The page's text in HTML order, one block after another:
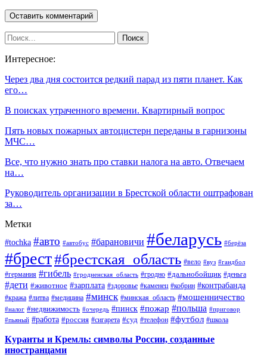
Интересное:
Через два дня состоится редкий парад из пяти планет. Как
его…
В поисках утраченного времени. Квартирный вопрос
Пять новых пожарных автоцистерн переданы в гарнизоны
МЧС…
Все, что нужно знать про ставки налога на авто. Отвечаем
на…
Руководитель организации в Брестской области оштрафован
за…
Метки
#tochka #авто #автобус #барановичи #беларусь #берёза
#брест#брестская_область #вело #вуз #гандбол
#германия #гибель #гродненская_область #гродно #дальнобойщик #деньга
#дети #животное #зарплата #здоровье #каменец #кобрин #контрабанда
#кража #литва #медицина #минск #минская_область #мошенничество
#налог #недвижимость #очередь #пинск #пожар #польша #приговор
#пьяный #работа #россия #сигарета #суд #телефон #футбол #школа
Куранты и Кремль: символы России, созданные
иностранцами